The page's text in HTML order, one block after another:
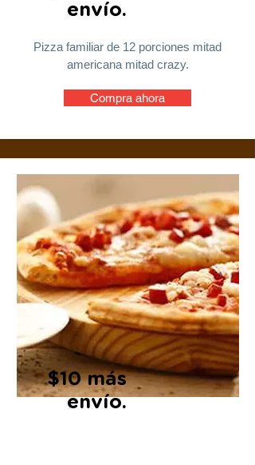
envío.
Pizza familiar de 12 porciones mitad
americana mitad crazy.
Compra ahora
$10 más
envío.